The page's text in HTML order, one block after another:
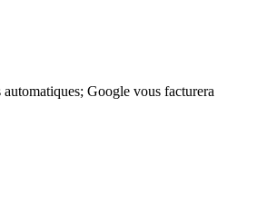
Google vous facturera